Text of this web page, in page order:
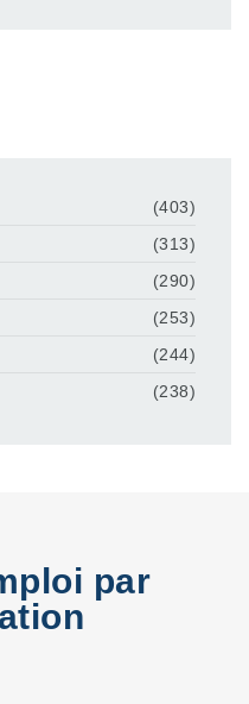
(403)
(313)
(290)
(253)
(244)
(238)
par